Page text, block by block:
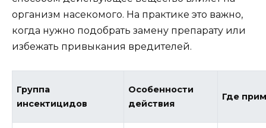
организм насекомого. На практике это важно,
когда нужно подобрать замену препарату или
избежать привыкания вредителей.
Группа
инсектицидов
Особенности
действия
Где